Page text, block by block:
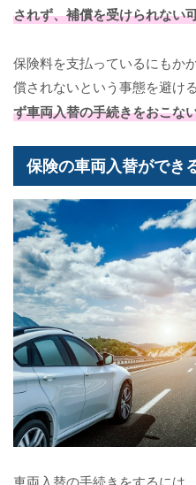
されず、補償を受けられない
保険料を支払っているにもか
償されないという事態を避ける
ず車両入替の手続きをおこな
保険の車両入替ができ
車両入替の手続きをするには